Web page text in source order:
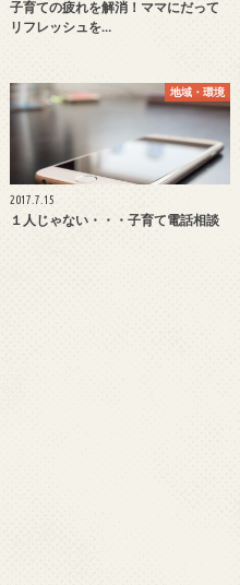
子育ての疲れを解消！ママにだって
リフレッシュを…
地域・環境
2017.7.15
１人じゃない・・・子育て電話相談